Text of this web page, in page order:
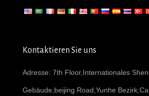
Kontaktieren Sie uns
Adresse: 7th Floor,Internationales
Gebäude,beijing Road,Yunhe